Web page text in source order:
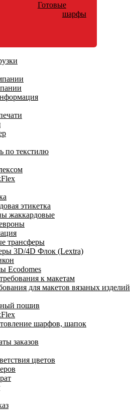
Готовые
шарфы
по текстилю
этикетка
жаккардовые
трансферы
3D/4D Флок (Lextra)
Ecodomes
к макетам
для макетов вязаных изделий
пошив
шарфов, шапок
заказов
цветов